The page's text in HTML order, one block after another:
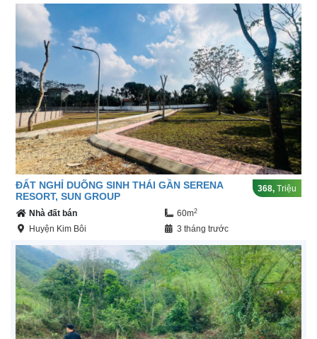
ĐẤT NGHỈ DUÕNG SINH THÁI GẦN SERENA
RESORT, SUN GROUP
368, Triệu
Nhà đất bán 60m2
Huyện Kim Bôi 3 tháng trước